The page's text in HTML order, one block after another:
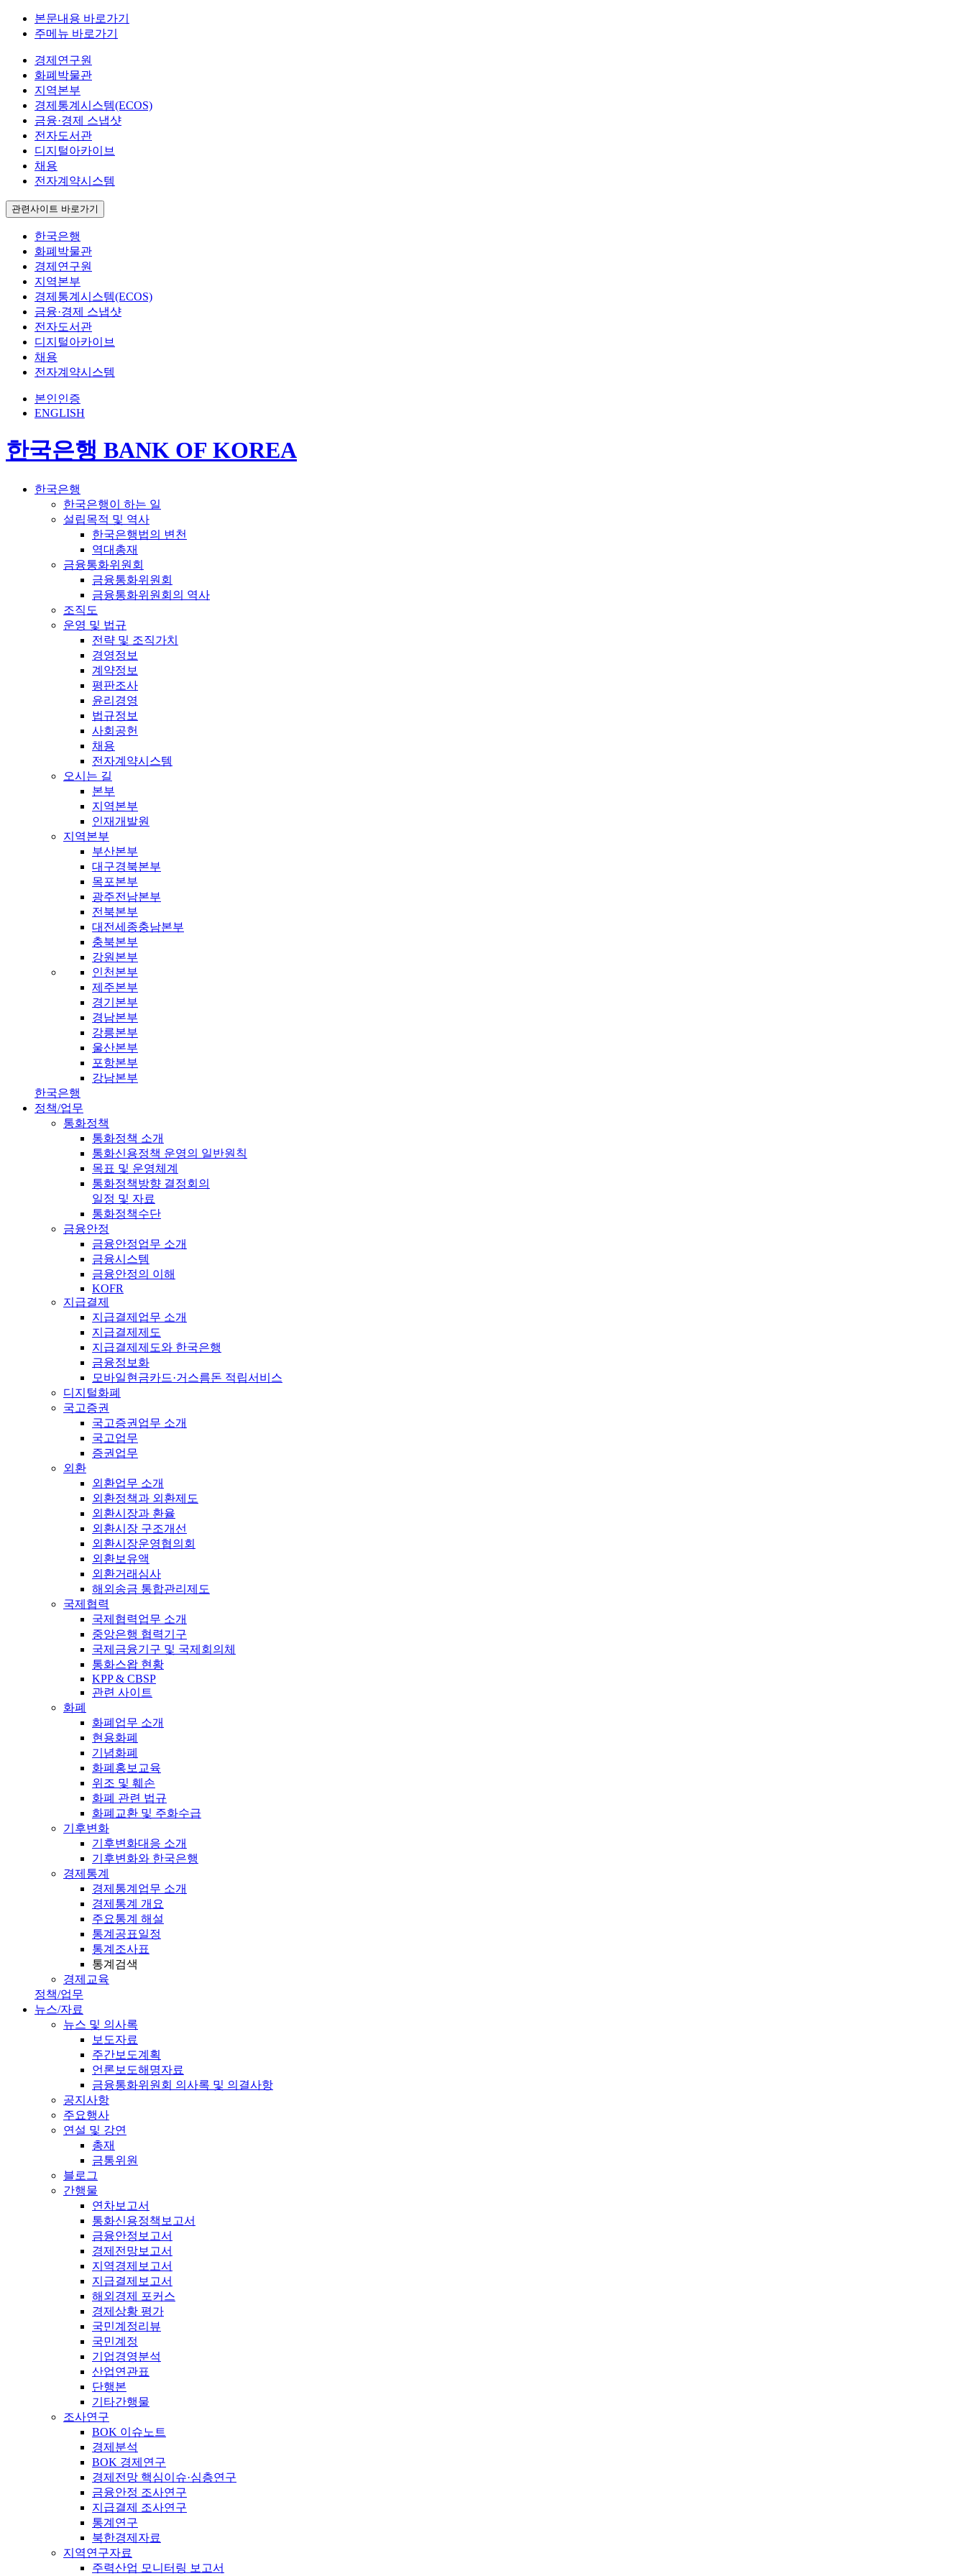
본문내용 바로가기
주메뉴 바로가기
경제연구원
화폐박물관
지역본부
경제통계시스템(ECOS)
금융·경제 스냅샷
전자도서관
디지털아카이브
채용
전자계약시스템
관련사이트 바로가기
한국은행
화폐박물관
경제연구원
지역본부
경제통계시스템(ECOS)
금융·경제 스냅샷
전자도서관
디지털아카이브
채용
전자계약시스템
본인인증
ENGLISH
한국은행 BANK OF KOREA
한국은행
한국은행이 하는 일
설립목적 및 역사
한국은행법의 변천
역대총재
금융통화위원회
금융통화위원회
금융통화위원회의 역사
조직도
운영 및 법규
전략 및 조직가치
경영정보
계약정보
평판조사
윤리경영
법규정보
사회공헌
채용
전자계약시스템
오시는 길
본부
지역본부
인재개발원
지역본부
부산본부
대구경북본부
목포본부
광주전남본부
전북본부
대전세종충남본부
충북본부
강원본부
인천본부
제주본부
경기본부
경남본부
강릉본부
울산본부
포항본부
강남본부
한국은행
정책/업무
통화정책
통화정책 소개
통화신용정책 운영의 일반원칙
목표 및 운영체계
통화정책방향 결정회의
일정 및 자료
통화정책수단
금융안정
금융안정업무 소개
금융시스템
금융안정의 이해
KOFR
지급결제
지급결제업무 소개
지급결제제도
지급결제제도와 한국은행
금융정보화
모바일현금카드·거스름돈 적립서비스
디지털화폐
국고증권
국고증권업무 소개
국고업무
증권업무
외환
외환업무 소개
외환정책과 외환제도
외환시장과 환율
외환시장 구조개선
외환시장운영협의회
외환보유액
외환거래심사
해외송금 통합관리제도
국제협력
국제협력업무 소개
중앙은행 협력기구
국제금융기구 및 국제회의체
통화스왑 현황
KPP & CBSP
관련 사이트
화폐
화폐업무 소개
현용화폐
기념화폐
화폐홍보교육
위조 및 훼손
화폐 관련 법규
화폐교환 및 주화수급
기후변화
기후변화대응 소개
기후변화와 한국은행
경제통계
경제통계업무 소개
경제통계 개요
주요통계 해설
통계공표일정
통계조사표
통계검색
경제교육
정책/업무
뉴스/자료
뉴스 및 의사록
보도자료
주간보도계획
언론보도해명자료
금융통화위원회 의사록 및 의결사항
공지사항
주요행사
연설 및 강연
총재
금통위원
블로그
간행물
연차보고서
통화신용정책보고서
금융안정보고서
경제전망보고서
지역경제보고서
지급결제보고서
해외경제 포커스
경제상황 평가
국민계정리뷰
국민계정
기업경영분석
산업연관표
단행본
기타간행물
조사연구
BOK 이슈노트
경제분석
BOK 경제연구
경제전망 핵심이슈·심층연구
금융안정 조사연구
지급결제 조사연구
통계연구
북한경제자료
지역연구자료
주력산업 모니터링 보고서